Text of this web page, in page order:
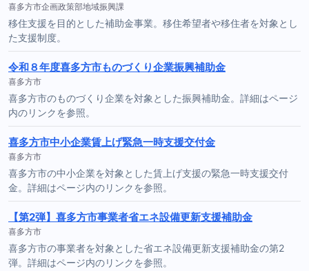
喜多方市企画政策部地域振興課
移住支援を目的とした補助金事業。移住希望者や移住者を対象とし
た支援制度。
令和８年度喜多方市ものづくり企業振興補助金
喜多方市
喜多方市のものづくり企業を対象とした振興補助金。詳細はページ
内のリンクを参照。
喜多方市中小企業賃上げ緊急一時支援交付金
喜多方市
喜多方市の中小企業を対象とした賃上げ支援の緊急一時支援交付
金。詳細はページ内のリンクを参照。
【第2弾】喜多方市事業者省エネ設備更新支援補助金
喜多方市
喜多方市の事業者を対象とした省エネ設備更新支援補助金の第2
弾。詳細はページ内のリンクを参照。